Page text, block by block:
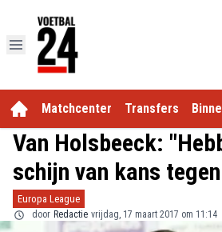
Matchcenter Transfers
Van Holsbeeck:
schijn van kans
Europa League
door Redactie vrijdag, 17 maart 2017 om 11:14